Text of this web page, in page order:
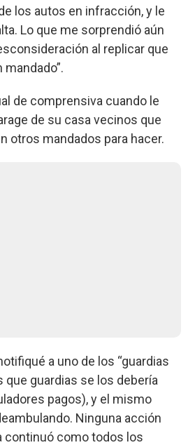
los autos en infracción, y le
Lo que me sorprendió aún
al replicar que
mandado”.
de comprensiva cuando le
de su casa vecinos que
otros mandados para hacer.
a uno de los “guardias
que guardias se los debería
pagos), y el mismo
Ninguna acción
continuó como todos los